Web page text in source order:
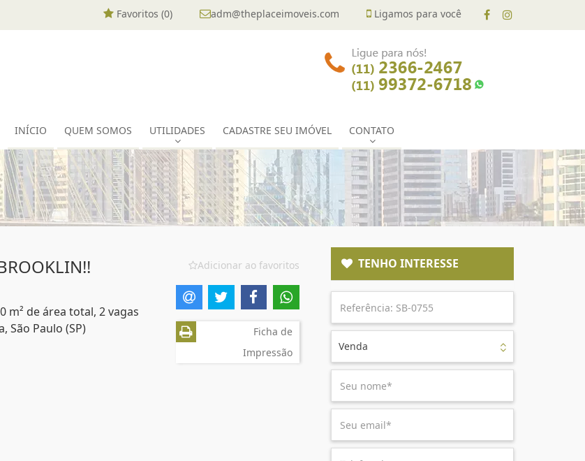
Ligamos para você
adm@theplaceimoveis.com
Favoritos (0)
INÍCIO QUEM SOMOS UTILIDADES CADASTRE SEU IMÓVEL CONTATO
m² de área total, 2 vagas
São Paulo (SP)
Adicionar ao favoritos
Ficha de
Impressão
TENHO INTERESSE
Venda